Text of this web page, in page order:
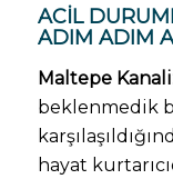
ACIL
ADIM ADIM
Maltepe
beklenmedik
hayat